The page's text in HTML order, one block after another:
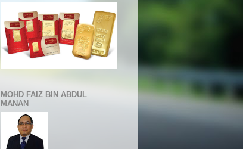
MOHD FAIZ BIN ABDUL
MANAN